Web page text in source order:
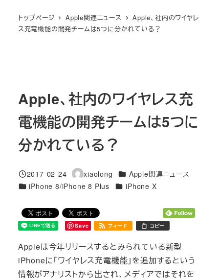
トップページ Apple関連ニュース
Apple、社内のワイヤレ
ス充電機能の開発チームは5つに分かれている？
Apple、社内のワイヤレス充
電機能の開発チームは5つに
分かれている？
投稿日
2017-02-24
著
者
xiaolong カテゴリー
Apple関連ニュース
カテゴリー
iPhone 8/iPhone 8 Plus カテゴリー
iPhone X
Save フィード コピー
Appleは今年リリースするとみられている新型
iPhoneに「ワイヤレス充電機能」を追加するという
情報がアナリストから出され、メディアではそれを